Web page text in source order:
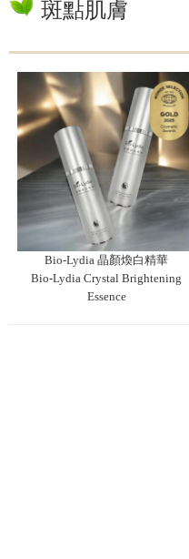
斑點肌膚
Bio-Lydia 晶顏煥白精華
Bio-Lydia Crystal Brightening
Essence